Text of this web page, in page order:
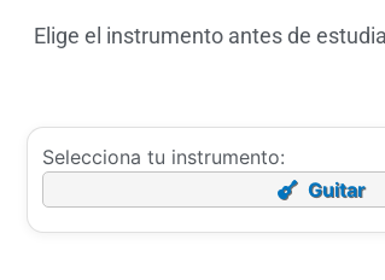
Elige el instrumento antes de
Selecciona tu instrumento:
Guitar